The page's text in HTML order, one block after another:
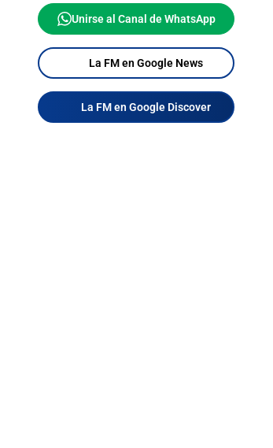
Unirse al Canal de WhatsApp
La FM en Google News
La FM en Google Discover